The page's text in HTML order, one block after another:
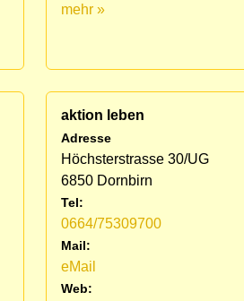
mehr »
aktion leben
Adresse
Höchsterstrasse 30/UG
6850 Dornbirn
Tel:
0664/75309700
Mail:
eMail
Web: